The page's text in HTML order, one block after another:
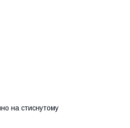
на стиснутому